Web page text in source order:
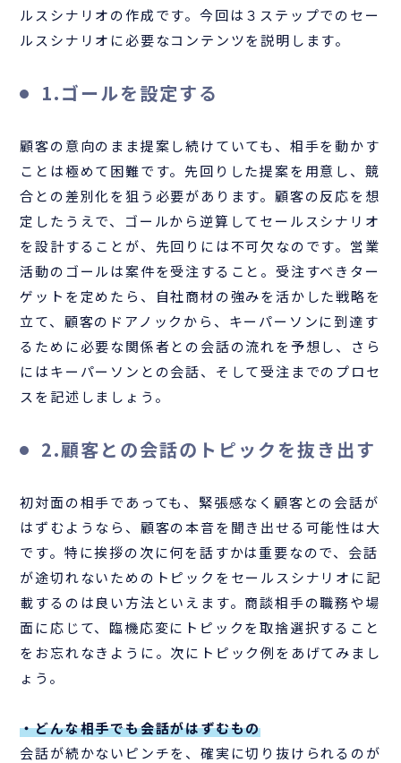
ルスシナリオの作成です。今回は３ステップでのセー
ルスシナリオに必要なコンテンツを説明します。
1.ゴールを設定する
顧客の意向のまま提案し続けていても、相手を動かす
ことは極めて困難です。先回りした提案を用意し、競
合との差別化を狙う必要があります。顧客の反応を想
定したうえで、ゴールから逆算してセールスシナリオ
を設計することが、先回りには不可欠なのです。営業
活動のゴールは案件を受注すること。受注すべきター
ゲットを定めたら、自社商材の強みを活かした戦略を
立て、顧客のドアノックから、キーパーソンに到達す
るために必要な関係者との会話の流れを予想し、さら
にはキーパーソンとの会話、そして受注までのプロセ
スを記述しましょう。
2.顧客との会話のトピックを抜き出す
初対面の相手であっても、緊張感なく顧客との会話が
はずむようなら、顧客の本音を聞き出せる可能性は大
です。特に挨拶の次に何を話すかは重要なので、会話
が途切れないためのトピックをセールスシナリオに記
載するのは良い方法といえます。商談相手の職務や場
面に応じて、臨機応変にトピックを取捨選択すること
をお忘れなきように。次にトピック例をあげてみまし
ょう。
・どんな相手でも会話がはずむもの
会話が続かないピンチを、確実に切り抜けられるのが